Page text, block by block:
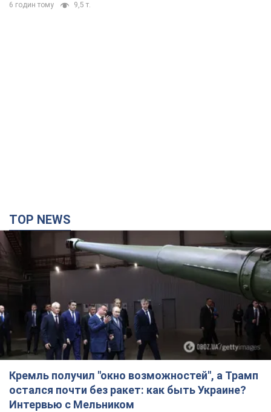
6 годин тому 9,5 т.
TOP NEWS
Кремль получил "окно возможностей", а Трамп
остался почти без ракет: как быть Украине?
Интервью с Мельником